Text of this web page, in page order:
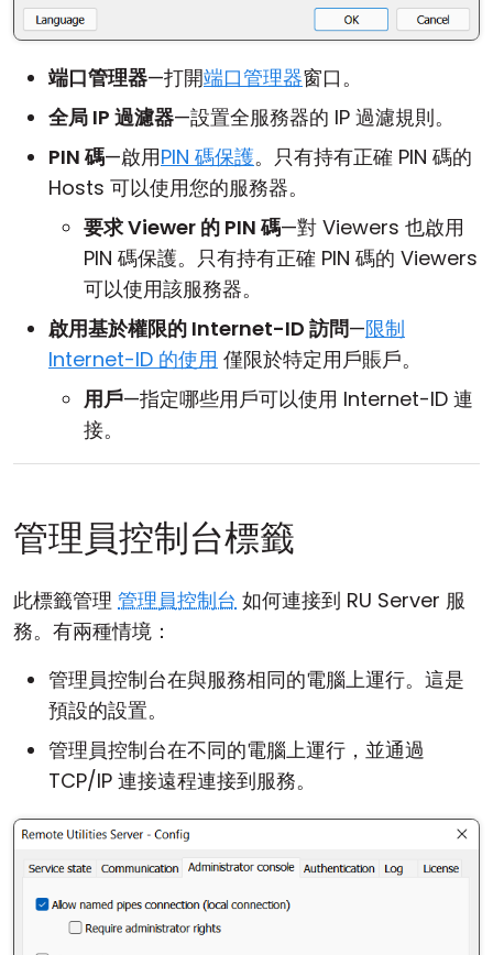
端口管理器—打開端口管理器窗口。
全局 IP 過濾器—設置全服務器的 IP 過濾規則。
PIN 碼—啟用PIN 碼保護。只有持有正確 PIN 碼的
Hosts 可以使用您的服務器。
要求 Viewer 的 PIN 碼—對 Viewers 也啟用
PIN 碼保護。只有持有正確 PIN 碼的 Viewers
可以使用該服務器。
啟用基於權限的 Internet-ID 訪問—限制
Internet-ID 的使用 僅限於特定用戶賬戶。
用戶—指定哪些用戶可以使用 Internet-ID 連
接。
管理員控制台標籤
此標籤管理 管理員控制台 如何連接到 RU Server 服
務。有兩種情境：
管理員控制台在與服務相同的電腦上運行。這是
預設的設置。
管理員控制台在不同的電腦上運行，並通過
TCP/IP 連接遠程連接到服務。